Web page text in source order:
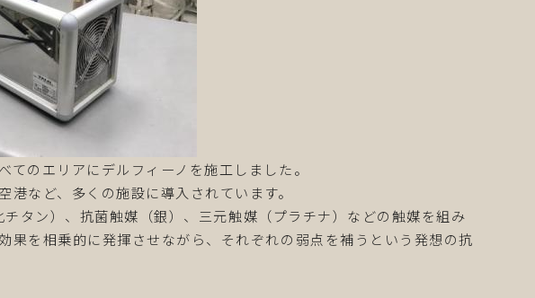
のエリアにデルフィーノを施工しました。
など、多くの施設に導入されています。
タン）、抗菌触媒（銀）、三元触媒（プラチナ）などの触媒を組み
果を相乗的に発揮させながら、それぞれの弱点を補うという発想の抗